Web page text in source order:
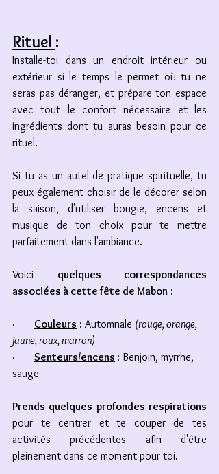
Rituel :
Installe-toi dans un endroit intérieur ou
extérieur si le temps le permet où tu ne
seras pas déranger, et prépare ton espace
avec tout le confort nécessaire et les
ingrédients dont tu auras besoin pour ce
rituel.
Si tu as un autel de pratique spirituelle, tu
peux également choisir de le décorer selon
la saison, d'utiliser bougie, encens et
musique de ton choix pour te mettre
parfaitement dans l'ambiance.
Voici quelques correspondances
associées à cette fête de Mabon :
· Couleurs : Automnale (rouge, orange,
jaune, roux, marron)
· Senteurs/encens : Benjoin, myrrhe,
sauge
Prends quelques profondes respirations
pour te centrer et te couper de tes
activités précédentes afin d'être
pleinement dans ce moment pour toi.